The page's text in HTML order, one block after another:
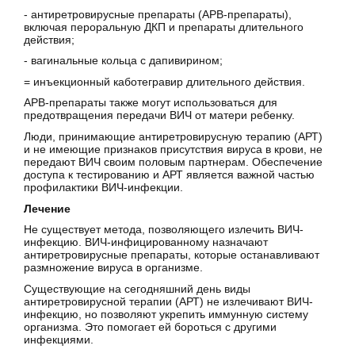
- антиретровирусные препараты (АРВ-препараты),
включая пероральную ДКП и препараты длительного
действия;
- вагинальные кольца с дапивирином;
= инъекционный каботегравир длительного действия.
АРВ-препараты также могут использоваться для
предотвращения передачи ВИЧ от матери ребенку.
Люди, принимающие антиретровирусную терапию (АРТ)
и не имеющие признаков присутствия вируса в крови, не
передают ВИЧ своим половым партнерам. Обеспечение
доступа к тестированию и АРТ является важной частью
профилактики ВИЧ-инфекции.
Лечение
Не существует метода, позволяющего излечить ВИЧ-
инфекцию. ВИЧ-инфицированному назначают
антиретровирусные препараты, которые останавливают
размножение вируса в организме.
Существующие на сегодняшний день виды
антиретровирусной терапии (АРТ) не излечивают ВИЧ-
инфекцию, но позволяют укрепить иммунную систему
организма. Это помогает ей бороться с другими
инфекциями.